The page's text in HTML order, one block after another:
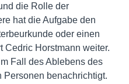
die Rolle der
hat die Aufgabe den
oder einen
Cedric Horstmann weiter.
Fall des Ablebens des
Personen benachrichtigt.